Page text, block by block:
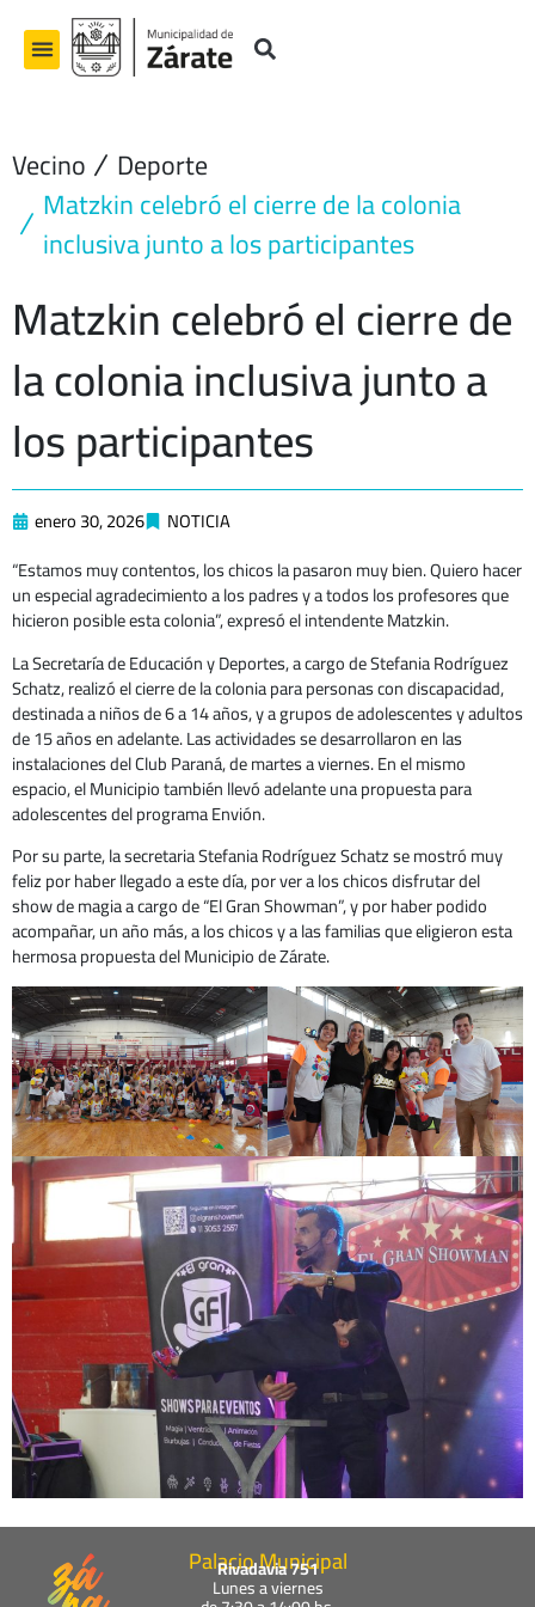
contenido
Vecino Deporte
Matzkin celebró el cierre de la colonia
inclusiva junto a los participantes
Matzkin celebró el cierre de
la colonia inclusiva junto a
los participantes
enero 30, 2026
NOTICIA
“Estamos muy contentos, los chicos la pasaron muy bien. Quiero hacer
un especial agradecimiento a los padres y a todos los profesores que
hicieron posible esta colonia”, expresó el intendente Matzkin.
La Secretaría de Educación y Deportes, a cargo de Stefania Rodríguez
Schatz, realizó el cierre de la colonia para personas con discapacidad,
destinada a niños de 6 a 14 años, y a grupos de adolescentes y adultos
de 15 años en adelante. Las actividades se desarrollaron en las
instalaciones del Club Paraná, de martes a viernes. En el mismo
espacio, el Municipio también llevó adelante una propuesta para
adolescentes del programa Envión.
Por su parte, la secretaria Stefania Rodríguez Schatz se mostró muy
feliz por haber llegado a este día, por ver a los chicos disfrutar del
show de magia a cargo de “El Gran Showman”, y por haber podido
acompañar, un año más, a los chicos y a las familias que eligieron esta
hermosa propuesta del Municipio de Zárate.
Palacio Municipal
Rivadavia 751
Lunes a viernes